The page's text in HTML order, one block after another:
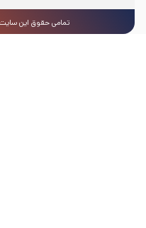
تمامی حقوق این